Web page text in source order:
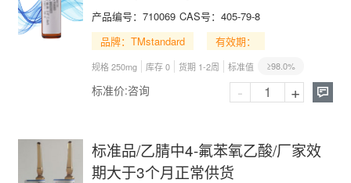
产品编号： 710069 CAS号： 405-79-8
品牌：TMstandard
有效期：
规格 250mg 库存 0 货期 1-2周 标准值 ≥98.0%
标准价:咨询 
- +
标准品/乙腈中4-氟苯氧乙酸/厂家效
期大于3个月正常供货